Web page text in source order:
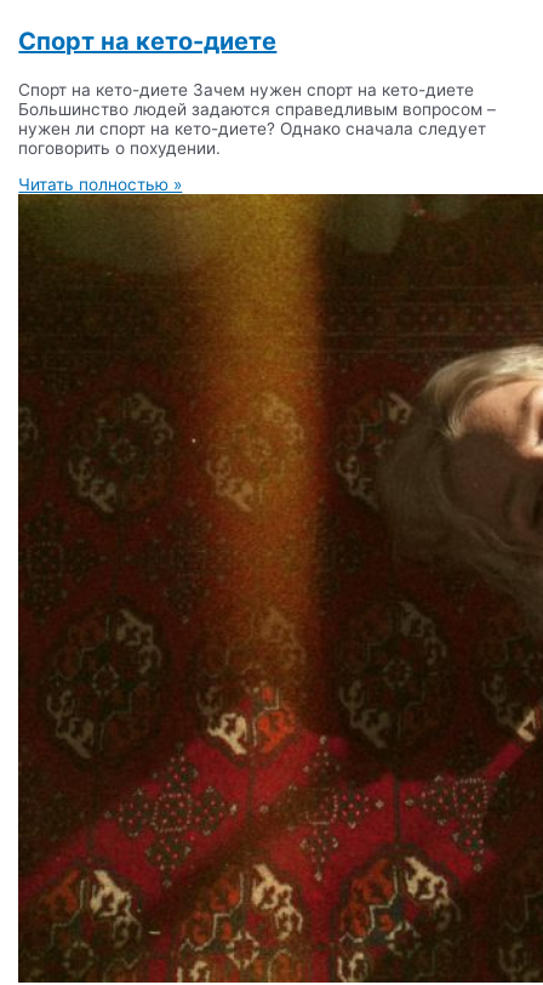
Спорт на кето-диете
Спорт на кето-диете Зачем нужен спорт на кето-диете
Большинство людей задаются справедливым вопросом –
нужен ли спорт на кето-диете? Однако сначала следует
поговорить о похудении.
Читать полностью »